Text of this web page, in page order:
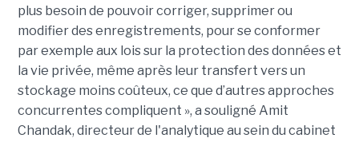
plus besoin de pouvoir corriger, supprimer ou
modifier des enregistrements, pour se conformer
par exemple aux lois sur la protection des données et
la vie privée, même après leur transfert vers un
stockage moins coûteux, ce que d’autres approches
concurrentes compliquent », a souligné Amit
Chandak, directeur de l'analytique au sein du cabinet